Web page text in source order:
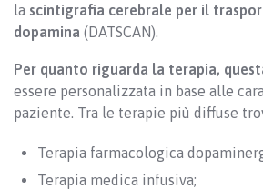
la scintigrafia cerebrale per il
dopamina (DATSCAN).
Per quanto riguarda la terapia,
essere personalizzata in base alle
paziente. Tra le terapie più diffuse
Terapia farmacologica
Terapia medica infusiva;